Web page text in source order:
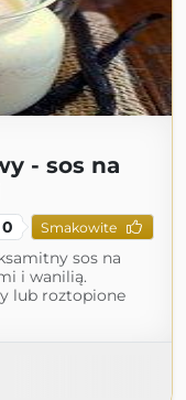
- sos na
0 Smakowite
sos na
i wanilią.
lub roztopione